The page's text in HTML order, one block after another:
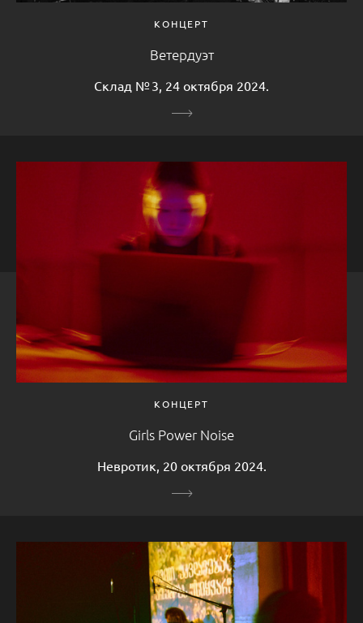
КОНЦЕРТ
Ветердуэт
Склад № 3, 24 октября 2024.
КОНЦЕРТ
Girls Power Noise
Невротик, 20 октября 2024.